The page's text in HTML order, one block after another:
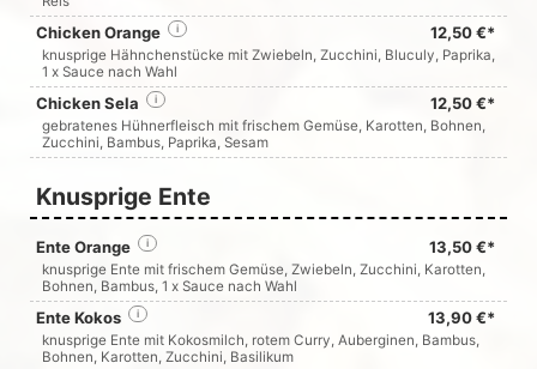
Chicken Orange 12,50 €*
i
knusprige Hähnchenstücke mit Zwiebeln, Zucchini, Bluculy, Paprika,
1 x Sauce nach Wahl
Chicken Sela 12,50 €*
i
gebratenes Hühnerfleisch mit frischem Gemüse, Karotten, Bohnen,
Zucchini, Bambus, Paprika, Sesam
Knusprige Ente
Ente Orange 13,50 €*
i
knusprige Ente mit frischem Gemüse, Zwiebeln, Zucchini, Karotten,
Bohnen, Bambus, 1 x Sauce nach Wahl
Ente Kokos 13,90 €*
i
knusprige Ente mit Kokosmilch, rotem Curry, Auberginen, Bambus,
Bohnen, Karotten, Zucchini, Basilikum